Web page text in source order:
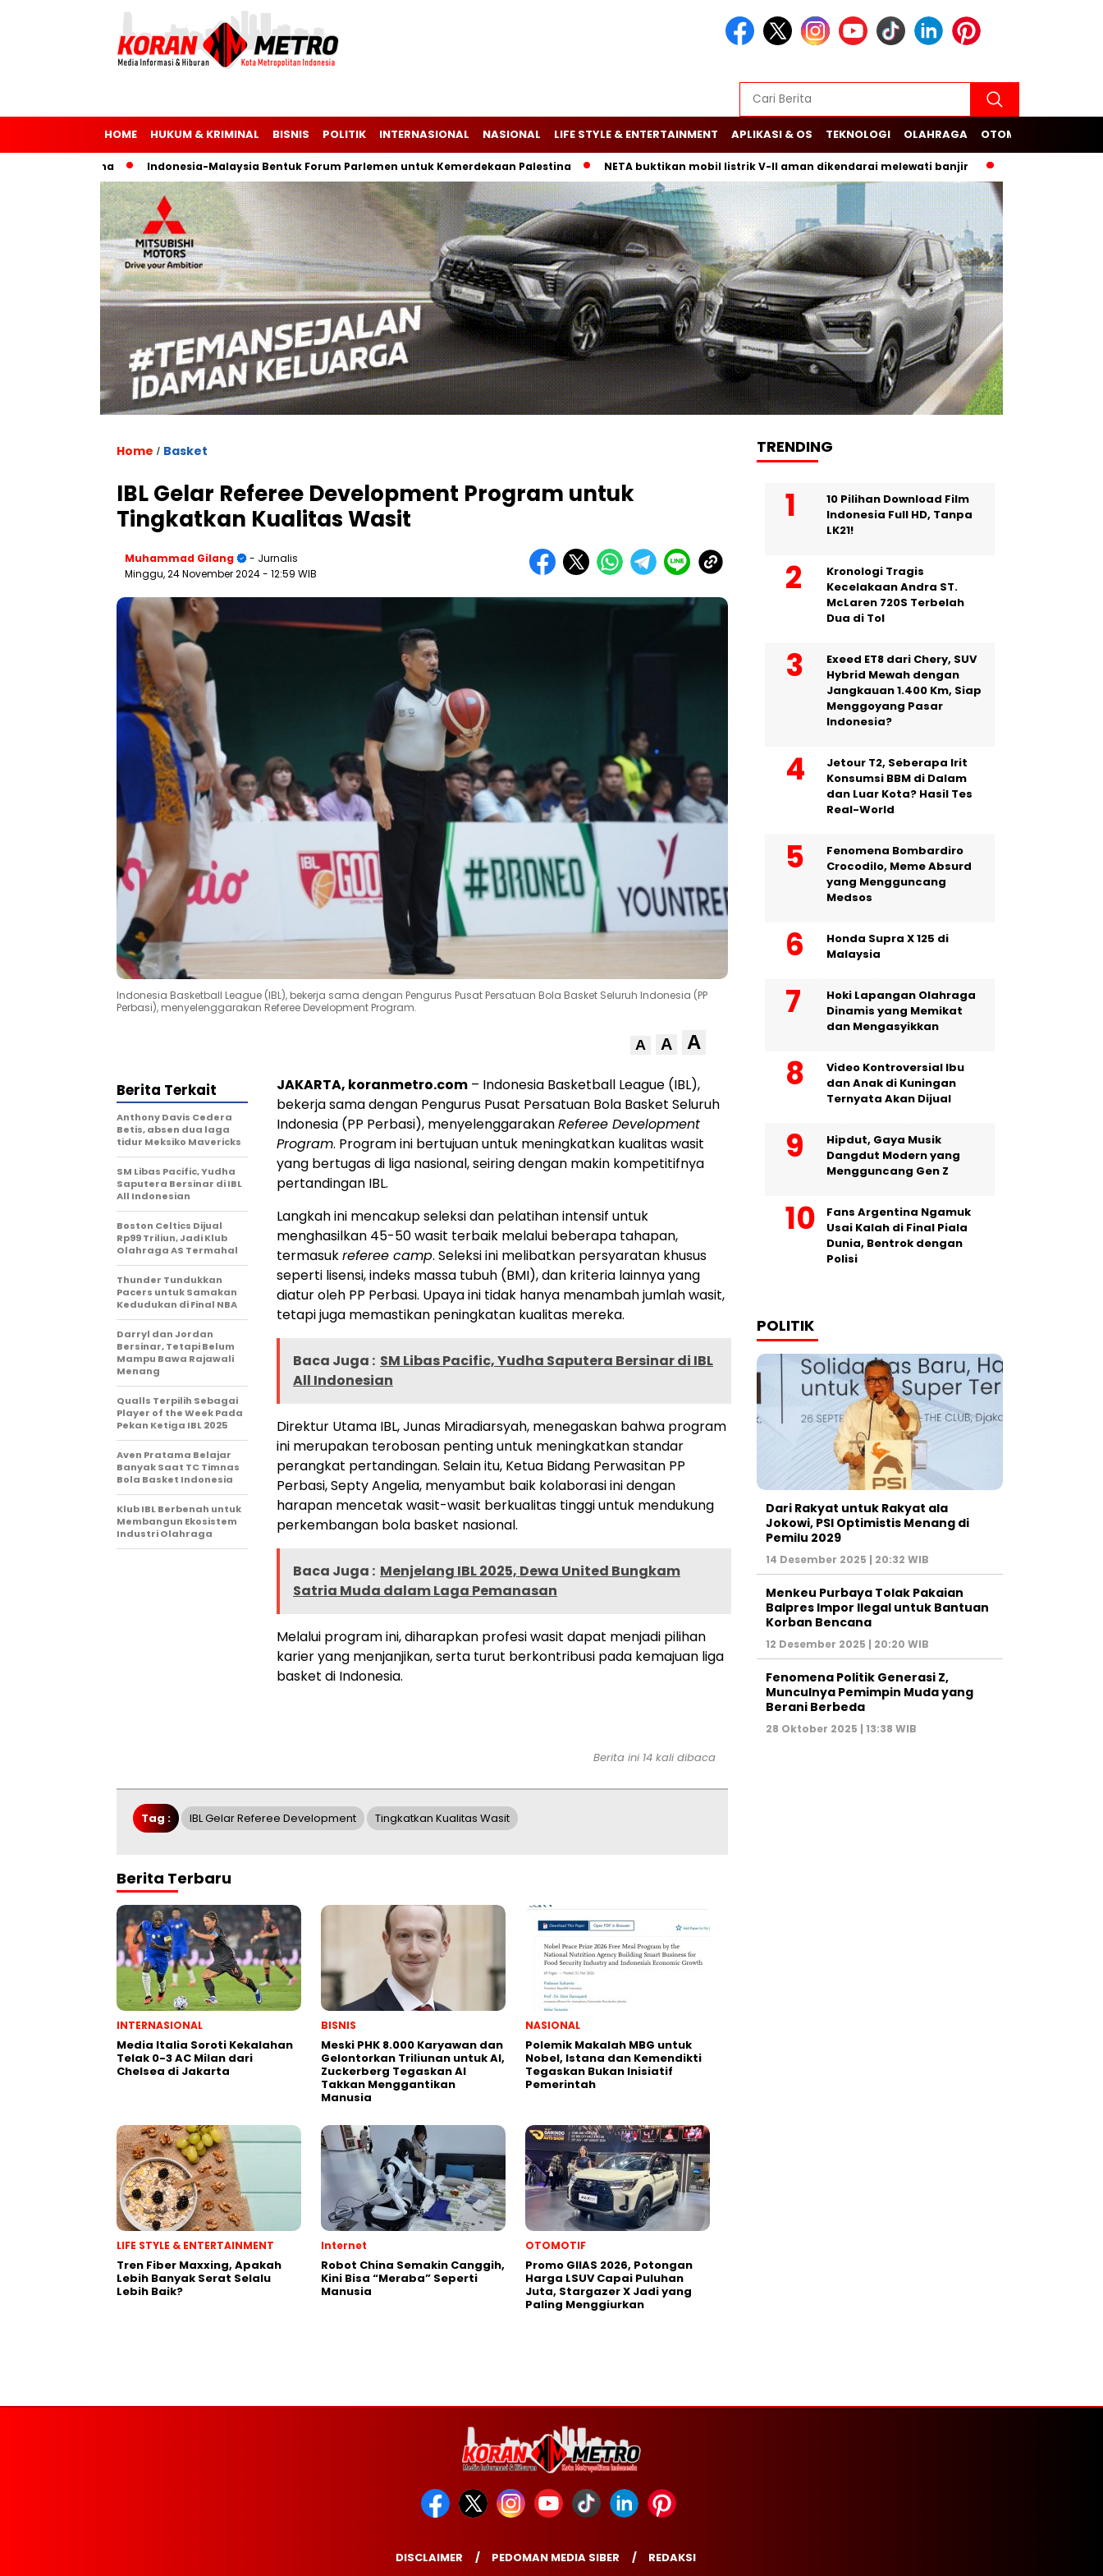
HOME HUKUM & KRIMINAL BISNIS POLITIK INTERNASIONAL NASIONAL LIFE STYLE & ENTERTAINMENT APLIKASI & OS TEKNOLOGI OLAHRAGA OTOMOTIF
Indonesia-Malaysia Bentuk Forum Parlemen untuk Kemerdekaan Palestina NETA buktikan mobil listrik V-II aman dikendarai melewati banjir Budi Arie Setiadi dan
Home / Basket
IBL Gelar Referee Development Program untuk
Tingkatkan Kualitas Wasit
Muhammad Gilang
- Jurnalis
Minggu, 24 November 2024- 12:59 WIB
Indonesia Basketball League (IBL), bekerja sama dengan Pengurus Pusat Persatuan Bola Basket Seluruh Indonesia (PP
Perbasi), menyelenggarakan Referee Development Program.
A A A
JAKARTA, koranmetro.com – Indonesia Basketball League (IBL),
bekerja sama dengan Pengurus Pusat Persatuan Bola Basket Seluruh
Indonesia (PP Perbasi), menyelenggarakanReferee Development
Program. Program ini bertujuan untuk meningkatkan kualitas wasit
yang bertugas di liga nasional, seiring dengan makin kompetitifnya
pertandingan IBL.
Langkah ini mencakup seleksi dan pelatihan intensif untuk
menghasilkan 45-50 wasit terbaik melalui beberapa tahapan,
termasukreferee camp. Seleksi ini melibatkan persyaratan khusus
seperti lisensi, indeks massa tubuh (BMI), dan kriteria lainnya yang
diatur oleh PP Perbasi. Upaya ini tidak hanya menambah jumlah wasit,
tetapi juga memastikan peningkatan kualitas mereka.
Baca Juga : SM Libas Pacific, Yudha Saputera Bersinar di IBL
All Indonesian
Direktur Utama IBL, Junas Miradiarsyah, menegaskan bahwa program
ini merupakan terobosan penting untuk meningkatkan standar
perangkat pertandingan. Selain itu, Ketua Bidang Perwasitan PP
Perbasi, Septy Angelia, menyambut baik kolaborasi ini dengan
harapan mencetak wasit-wasit berkualitas tinggi untuk mendukung
perkembangan bola basket nasional.
Baca Juga : Menjelang IBL 2025, Dewa United Bungkam
Satria Muda dalam Laga Pemanasan
Melalui program ini, diharapkan profesi wasit dapat menjadi pilihan
karier yang menjanjikan, serta turut berkontribusi pada kemajuan liga
basket di Indonesia.
Berita Terkait
Anthony Davis Cedera
Betis, absen dua laga
tidur Meksiko Mavericks
SM Libas Pacific, Yudha
Saputera Bersinar di IBL
All Indonesian
Boston Celtics Dijual
Rp99 Triliun, Jadi Klub
Olahraga AS Termahal
Thunder Tundukkan
Pacers untuk Samakan
Kedudukan di Final NBA
Darryl dan Jordan
Bersinar, Tetapi Belum
Mampu Bawa Rajawali
Menang
Qualls Terpilih Sebagai
Player of the Week Pada
Pekan Ketiga IBL 2025
Aven Pratama Belajar
Banyak Saat TC Timnas
Bola Basket Indonesia
Klub IBL Berbenah untuk
Membangun Ekosistem
Industri Olahraga
Berita ini 14 kali dibaca
Tag : IBL Gelar Referee Development Tingkatkan Kualitas Wasit
Berita Terbaru
INTERNASIONAL
Media Italia Soroti Kekalahan
Telak 0-3 AC Milan dari
Chelsea di Jakarta
BISNIS
Meski PHK 8.000 Karyawan dan
Gelontorkan Triliunan untuk AI,
Zuckerberg Tegaskan AI
Takkan Menggantikan
Manusia
NASIONAL
Polemik Makalah MBG untuk
Nobel, Istana dan Kemendikti
Tegaskan Bukan Inisiatif
Pemerintah
LIFE STYLE & ENTERTAINMENT
Tren Fiber Maxxing, Apakah
Lebih Banyak Serat Selalu
Lebih Baik?
Internet
Robot China Semakin Canggih,
Kini Bisa “Meraba” Seperti
Manusia
OTOMOTIF
Promo GIIAS 2026, Potongan
Harga LSUV Capai Puluhan
Juta, Stargazer X Jadi yang
Paling Menggiurkan
TRENDING
10 Pilihan Download Film
Indonesia Full HD, Tanpa
LK21!
Kronologi Tragis
Kecelakaan Andra ST.
McLaren 720S Terbelah
Dua di Tol
Exeed ET8 dari Chery, SUV
Hybrid Mewah dengan
Jangkauan 1.400 Km, Siap
Menggoyang Pasar
Indonesia?
Jetour T2, Seberapa Irit
Konsumsi BBM di Dalam
dan Luar Kota? Hasil Tes
Real-World
Fenomena Bombardiro
Crocodilo, Meme Absurd
yang Mengguncang
Medsos
Honda Supra X 125 di
Malaysia
Hoki Lapangan Olahraga
Dinamis yang Memikat
dan Mengasyikkan
Video Kontroversial Ibu
dan Anak di Kuningan
Ternyata Akan Dijual
Hipdut, Gaya Musik
Dangdut Modern yang
Mengguncang Gen Z
Fans Argentina Ngamuk
Usai Kalah di Final Piala
Dunia, Bentrok dengan
Polisi
POLITIK
Dari Rakyat untuk Rakyat ala
Jokowi, PSI Optimistis Menang di
Pemilu 2029
14 Desember 2025 | 20:32 WIB
Menkeu Purbaya Tolak Pakaian
Balpres Impor Ilegal untuk Bantuan
Korban Bencana
12 Desember 2025 | 20:20 WIB
Fenomena Politik Generasi Z,
Munculnya Pemimpin Muda yang
Berani Berbeda
28 Oktober 2025 | 13:38 WIB
DISCLAIMER PEDOMAN MEDIA SIBER REDAKSI